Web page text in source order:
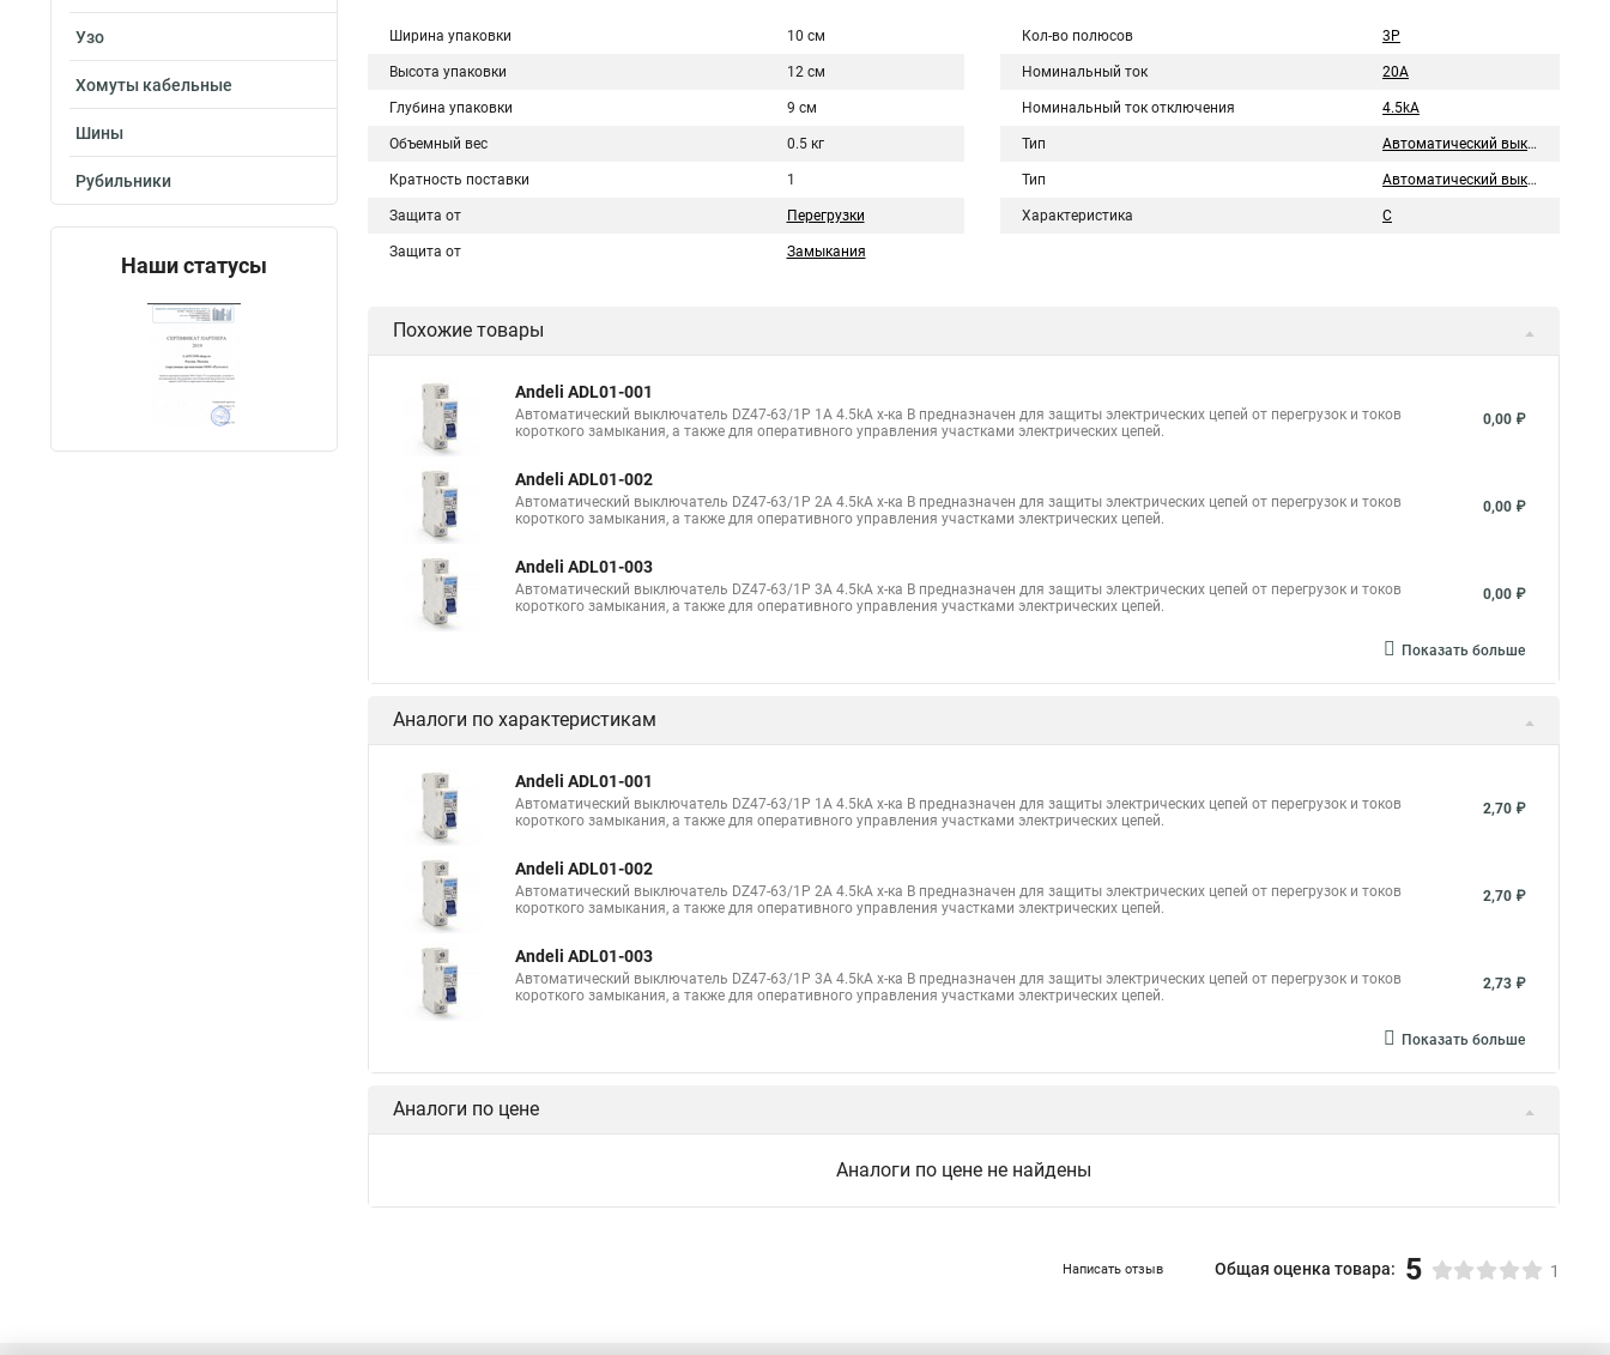
Узо
Хомуты кабельные
Шины
Рубильники
Наши статусы
Ширина упаковки 10 см
Высота упаковки 12 см
Глубина упаковки 9 см
Объемный вес 0.5 кг
Кратность поставки 1
Защита от Перегрузки
Защита от Замыкания
Кол-во полюсов 3P
Номинальный ток 20A
Номинальный ток отключения 4.5kA
Тип Автоматический выключатель
Тип Автоматический выключатель
Характеристика C
Похожие товары
Andeli ADL01-001
Автоматический выключатель DZ47-63/1P 1A 4.5kA х-ка B предназначен для защиты электрических цепей от перегрузок и токов
короткого замыкания, а также для оперативного управления участками электрических цепей.
0,00 ₽
Andeli ADL01-002
Автоматический выключатель DZ47-63/1P 2A 4.5kA х-ка B предназначен для защиты электрических цепей от перегрузок и токов
короткого замыкания, а также для оперативного управления участками электрических цепей.
0,00 ₽
Andeli ADL01-003
Автоматический выключатель DZ47-63/1P 3A 4.5kA х-ка B предназначен для защиты электрических цепей от перегрузок и токов
короткого замыкания, а также для оперативного управления участками электрических цепей.
0,00 ₽
Показать больше
Аналоги по характеристикам
Andeli ADL01-001
Автоматический выключатель DZ47-63/1P 1A 4.5kA х-ка B предназначен для защиты электрических цепей от перегрузок и токов
короткого замыкания, а также для оперативного управления участками электрических цепей.
2,70 ₽
Andeli ADL01-002
Автоматический выключатель DZ47-63/1P 2A 4.5kA х-ка B предназначен для защиты электрических цепей от перегрузок и токов
короткого замыкания, а также для оперативного управления участками электрических цепей.
2,70 ₽
Andeli ADL01-003
Автоматический выключатель DZ47-63/1P 3A 4.5kA х-ка B предназначен для защиты электрических цепей от перегрузок и токов
короткого замыкания, а также для оперативного управления участками электрических цепей.
2,73 ₽
Показать больше
Аналоги по цене
Аналоги по цене не найдены
Написать отзыв Общая оценка товара: 5 1